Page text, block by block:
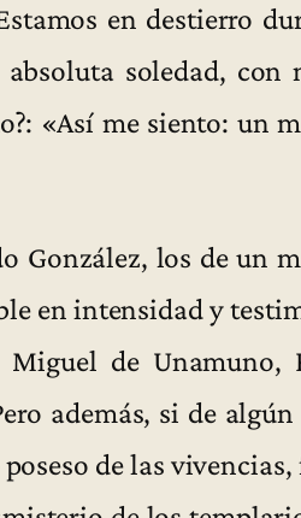
en destierro
soledad, con
«Así me siento: un
González, los de un
en intensidad y
de Unamuno,
además, si de
de las